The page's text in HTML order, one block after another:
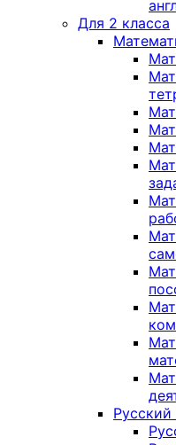
Для 2 класса
Русский